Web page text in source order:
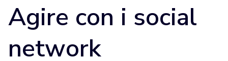
Agire con i social
network